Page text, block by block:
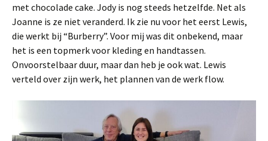
met chocolade cake. Jody is nog steeds hetzelfde. Net als
Joanne is ze niet veranderd. Ik zie nu voor het eerst Lewis,
die werkt bij “Burberry”. Voor mij was dit onbekend, maar
het is een topmerk voor kleding en handtassen.
Onvoorstelbaar duur, maar dan heb je ook wat. Lewis
verteld over zijn werk, het plannen van de werk flow.